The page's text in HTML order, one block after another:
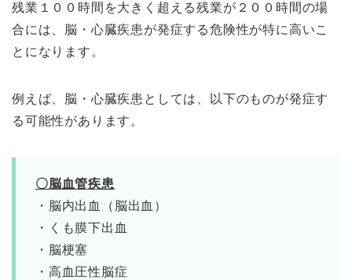
残業１００時間を大きく超える残業が２００時間の場
合には、脳・心臓疾患が発症する危険性が特に高いこ
とになります。
例えば、脳・心臓疾患としては、以下のものが発症す
る可能性があります。
〇脳血管疾患
・脳内出血（脳出血）
・くも膜下出血
・脳梗塞
・高血圧性脳症